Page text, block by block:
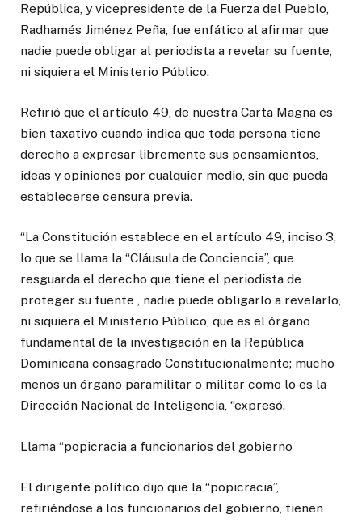
República, y vicepresidente de la Fuerza del Pueblo,
Radhamés Jiménez Peña, fue enfático al afirmar que
nadie puede obligar al periodista a revelar su fuente,
ni siquiera el Ministerio Público.
Refirió que el artículo 49, de nuestra Carta Magna es
bien taxativo cuando indica que toda persona tiene
derecho a expresar libremente sus pensamientos,
ideas y opiniones por cualquier medio, sin que pueda
establecerse censura previa.
“La Constitución establece en el artículo 49, inciso 3,
lo que se llama la “Cláusula de Conciencia”, que
resguarda el derecho que tiene el periodista de
proteger su fuente , nadie puede obligarlo a revelarlo,
ni siquiera el Ministerio Público, que es el órgano
fundamental de la investigación en la República
Dominicana consagrado Constitucionalmente; mucho
menos un órgano paramilitar o militar como lo es la
Dirección Nacional de Inteligencia, “expresó.
Llama “popicracia a funcionarios del gobierno
El dirigente político dijo que la “popicracia”,
refiriéndose a los funcionarios del gobierno, tienen